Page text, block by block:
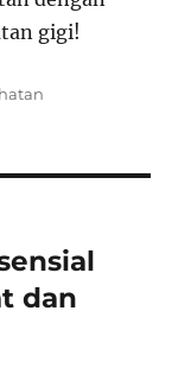
gigi!
dan